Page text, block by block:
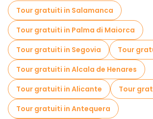
Tour gratuiti in Salamanca
Tour gratuiti in Palma di Maiorca
Tour gratuiti in Segovia
Tour
Tour gratuiti in Alcala de Henares
Tour gratuiti in Alicante
Tour
Tour gratuiti in Antequera